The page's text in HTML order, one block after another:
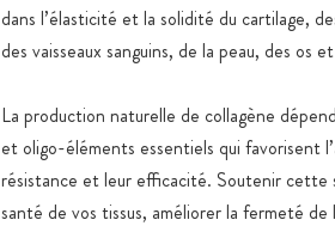
dans l’élasticité et la solidité du cartilage,
des vaisseaux sanguins, de la peau, des os
La production naturelle de collagène
et oligo-éléments essentiels qui favorisent
résistance et leur efficacité. Soutenir cette
santé de vos tissus, améliorer la fermeté